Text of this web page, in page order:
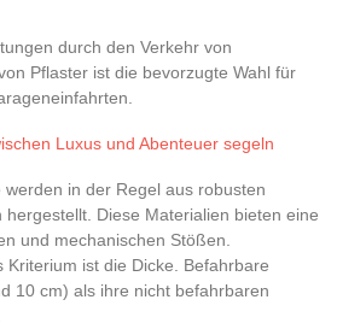
durch den Verkehr von
Pflaster ist die bevorzugte Wahl für
Luxus und Abenteuer segeln
in der Regel aus robusten
Diese Materialien bieten eine
und mechanischen Stößen.
Kriterium ist die Dicke. Befahrbare
10 cm) als ihre nicht befahrbaren